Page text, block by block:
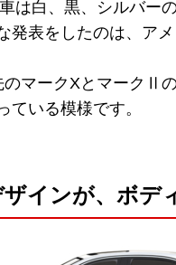
車は白、黒、シルバー
発表をしたのは、ア
マークXとマークⅡ
ている模様です。
インが、ボデ